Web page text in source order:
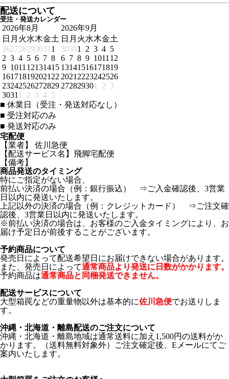
配送について
受注・発送カレンダー
2026年8月
日 月 火水木金土
262728293031 1
2 3 4 5 6 7 8
9 1011 12131415
161718192021 22
23242526272829
3031 1 2 3 4 5
2026年9月
日 月 火水木金土
3031 1 2 3 4 5
6 7 8 9 1011 12
13141516171819
2021 2223242526
272829301 2 3
■ 休業日（受注・発送対応なし）
■ 受注対応のみ
■ 発送対応のみ
宅配便
【業者】 佐川急便
【配送サービス名】飛脚宅配便
【備考】
商品発送のタイミング
特にご指定がない場合、
前払い決済の場合（例：銀行振込） ⇒ご入金確認後、3営業
日以内に発送いたします。
上記以外の決済の場合（例：クレジットカード） ⇒ご注文確
認後、3営業日以内に発送いたします。
※前払い決済の場合は、お客様のご入金タイミングにより、お
届け予定日が前後することがございます。
予約商品について
発売日によって配送希望日にお届けできない場合があります。
また、発売日によって通常商品より発送に日数がかかります。
予約商品は通常商品と同梱発送できません。
配送サービスについて
大型箱罠などの重量物以外は基本的に佐川急便でお送りしま
す。
沖縄・北海道・離島配送のご注文について
沖縄・北海道・離島地域は通常送料に加え1,500円の送料がか
かります。（送料無料対象外）ご注文確定後、Eメールにてご
案内いたします。